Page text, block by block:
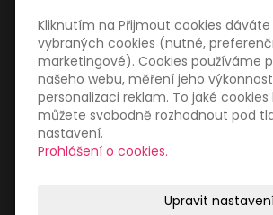
Zákaznický
Obchodní
Zásady zpracování
Mapa webu
Kliknutím na Přijmout cookies
vybraných cookies (nutné,
marketingové). Cookies používáme
našeho webu, měření jeho
personalizaci reklam. To jaké
můžete svobodně rozhodnout pod
nastavení.
Prohlášení o cookies.
Upravit